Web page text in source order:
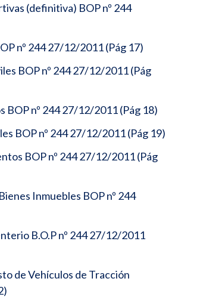
(definitiva) BOP nº 244
nº 244 27/12/2011 (Pág 17)
BOP nº 244 27/12/2011 (Pág
BOP nº 244 27/12/2011 (Pág 18)
BOP nº 244 27/12/2011 (Pág 19)
BOP nº 244 27/12/2011 (Pág
Inmuebles BOP nº 244
B.O.P nº 244 27/12/2011
de Vehículos de Tracción